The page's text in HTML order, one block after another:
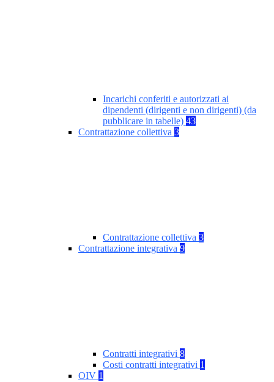
Incarichi conferiti e autorizzati ai
dipendenti (dirigenti e non dirigenti) (da
pubblicare in tabelle) 43
Contrattazione collettiva 3
Contrattazione collettiva 3
Contrattazione integrativa 9
Contratti integrativi 8
Costi contratti integrativi 1
OIV 1